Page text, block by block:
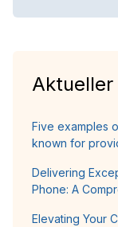
Aktueller
Five examples
known for
Delivering
Phone: A
Elevating Your